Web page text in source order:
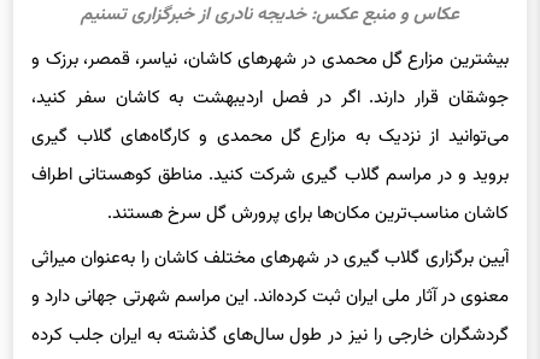
عکاس و منبع عکس: خدیجه نادری از خبرگزاری تسنیم
بیشترین مزارع گل محمدی در شهرهای کاشان، نیاسر، قمصر، برزک و
جوشقان قرار دارند. اگر در فصل اردیبهشت به کاشان سفر کنید،
می‌توانید از نزدیک به مزارع گل محمدی و کارگاه‌های گلاب گیری
بروید و در مراسم گلاب گیری شرکت کنید. مناطق کوهستانی اطراف
کاشان مناسب‌ترین مکان‌ها برای پرورش گل سرخ هستند.
آیین برگزاری گلاب گیری در شهرهای مختلف کاشان را به‌عنوان میراثی
معنوی در آثار ملی ایران ثبت کرده‌اند. این مراسم شهرتی جهانی دارد و
گردشگران خارجی را نیز در طول سال‌های گذشته به ایران جلب کرده